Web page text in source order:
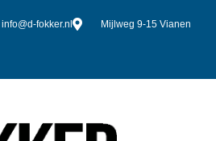
info@d-fokker.nl Mijlweg 9-15 Vianen